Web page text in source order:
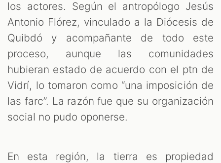
los actores. Según el antropólogo Jesús
Antonio Flórez, vinculado a la Diócesis de
Quibdó y acompañante de todo este
proceso, aunque las comunidades
hubieran estado de acuerdo con el ptn de
Vidrí, lo tomaron como “una imposición de
las farc”. La razón fue que su organización
social no pudo oponerse.
En esta región, la tierra es propiedad